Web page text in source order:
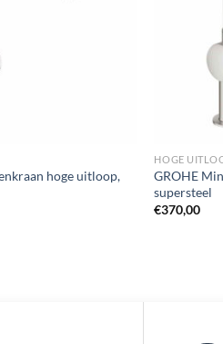
hoge uitloop,
HOGE
GROHE
supersteel
€370,00